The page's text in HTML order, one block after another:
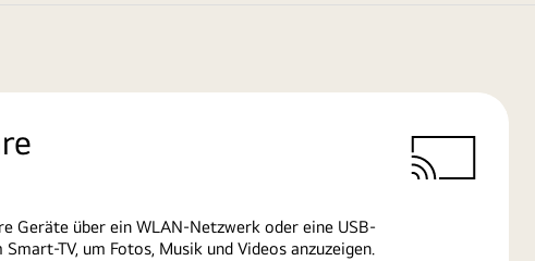
Geräte über ein WLAN-Netzwerk oder eine USB-
TV, um Fotos, Musik und Videos anzuzeigen.